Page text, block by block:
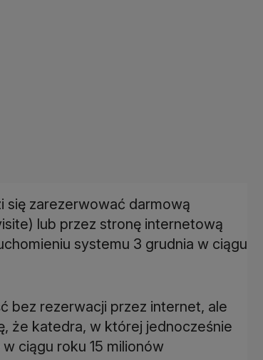
się zarezerwować darmową
lub przez stronę internetową
systemu 3 grudnia w ciągu
bez rezerwacji przez internet, ale
że katedra, w której jednocześnie
ciągu roku 15 milionów